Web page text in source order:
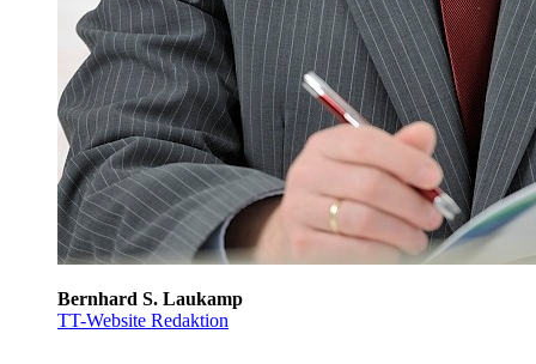
Bernhard S. Laukamp
TT-Website Redaktion